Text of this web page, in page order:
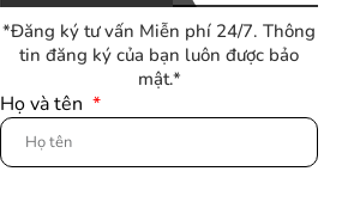
*Đăng ký tư vấn Miễn phí 24/7. Thông
tin đăng ký của bạn luôn được bảo
mật.*
Họ và tên